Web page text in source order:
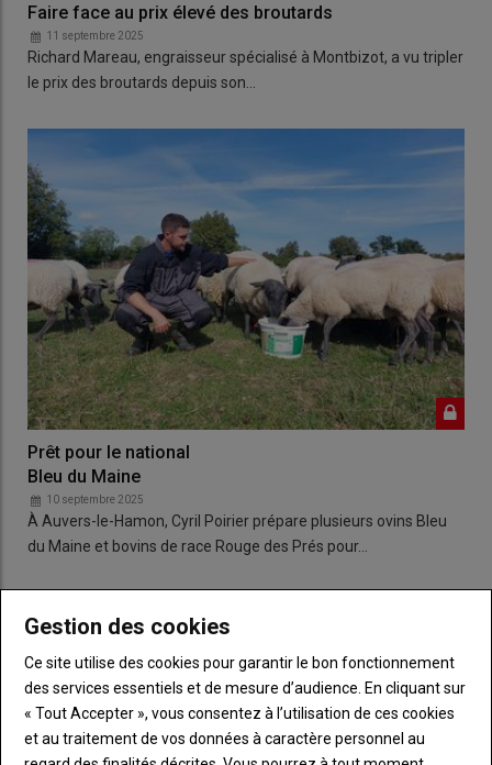
Faire face au prix élevé des broutards
11 septembre 2025
Richard Mareau, engraisseur spécialisé à Montbizot, a vu tripler
le prix des broutards depuis son…
Prêt pour le national
Bleu du Maine
10 septembre 2025
À Auvers-le-Hamon, Cyril Poirier prépare plusieurs ovins Bleu
du Maine et bovins de race Rouge des Prés pour…
L'inter-régional charolais est annulé
10 septembre 2025
De nombreux animaux, détectés positifs à la FCO ou à la MHE,
sont écartés des concours de la Foire des 4…
Gestion des cookies
Ce site utilise des cookies pour garantir le bon fonctionnement
des services essentiels et de mesure d’audience. En cliquant sur
« Tout Accepter », vous consentez à l’utilisation de ces cookies
et au traitement de vos données à caractère personnel au